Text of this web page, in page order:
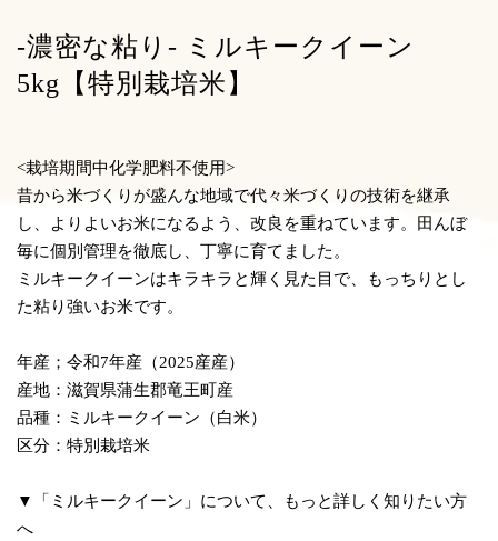
-濃密な粘り- ミルキークイーン
5kg【特別栽培米】
<栽培期間中化学肥料不使用>
昔から米づくりが盛んな地域で代々米づくりの技術を継承
し、よりよいお米になるよう、改良を重ねています。田んぼ
毎に個別管理を徹底し、丁寧に育てました。
ミルキークイーンはキラキラと輝く見た目で、もっちりとし
た粘り強いお米です。
年産；令和7年産（2025産産）
産地：滋賀県蒲生郡竜王町産
品種：ミルキークイーン（白米）
区分：特別栽培米
▼「ミルキークイーン」について、もっと詳しく知りたい方
へ